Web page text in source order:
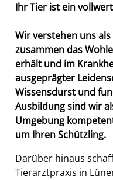
Ihr Tier ist ein
Wir verstehen uns
zusammen das
erhält und im
ausgeprägter
Wissensdurst und
Ausbildung sind wir
Umgebung
um Ihren Schützling.
Darüber hinaus
Tierarztpraxis in